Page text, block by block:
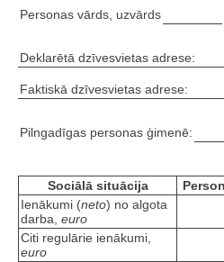
Personas vārds, uzvārds
Deklarētā dzīvesvietas adrese:
Faktiskā dzīvesvietas adrese:
Pilngadīgas personas ģimenē:
Sociālā situācija
Ienākumi (neto) no algota
darba, euro
Citi regulārie ienākumi,
euro